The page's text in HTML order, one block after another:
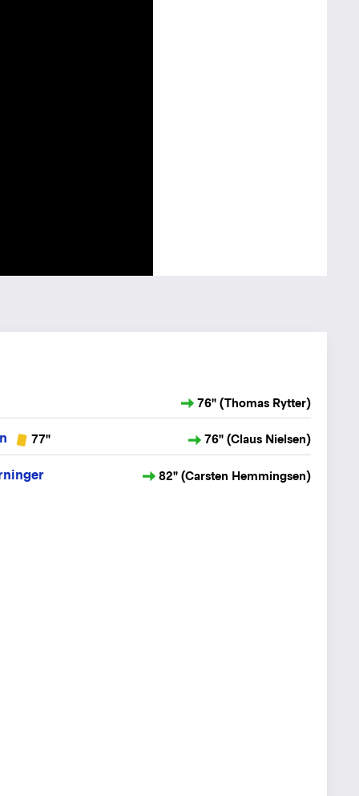
76" (Thomas Rytter)
76" (Claus Nielsen)
77"
82" (Carsten Hemmingsen)